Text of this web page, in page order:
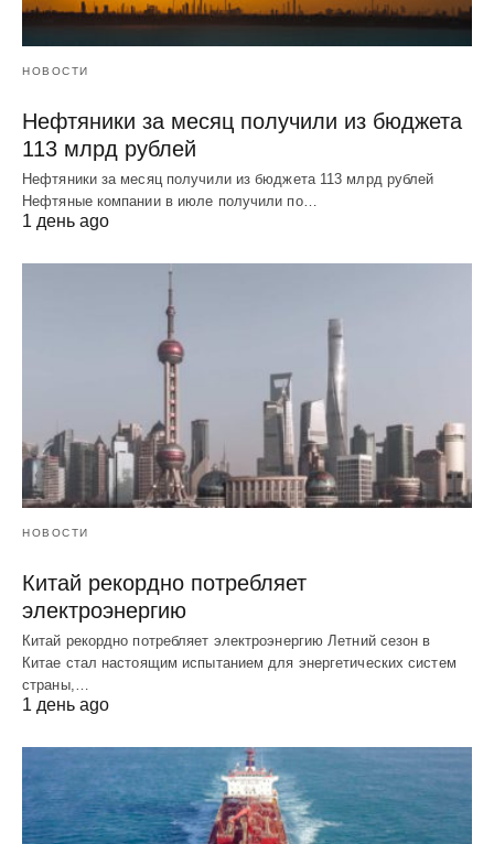
НОВОСТИ
Нефтяники за месяц получили из бюджета
113 млрд рублей
Нефтяники за месяц получили из бюджета 113 млрд рублей
Нефтяные компании в июле получили по…
1 день ago
НОВОСТИ
Китай рекордно потребляет
электроэнергию
Китай рекордно потребляет электроэнергию Летний сезон в
Китае стал настоящим испытанием для энергетических систем
страны,…
1 день ago